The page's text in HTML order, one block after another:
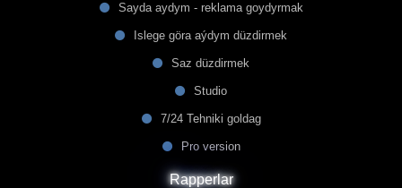
Sayda aydym - reklama goydyrmak
Islege göra aýdym düzdirmek
Saz düzdirmek
Studio
7/24 Tehniki goldag
Pro version
Rapperlar